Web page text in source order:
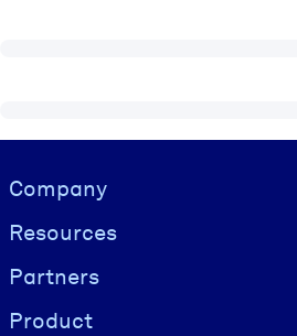
Visually hidden Text
Company
Resources
Partners
Product